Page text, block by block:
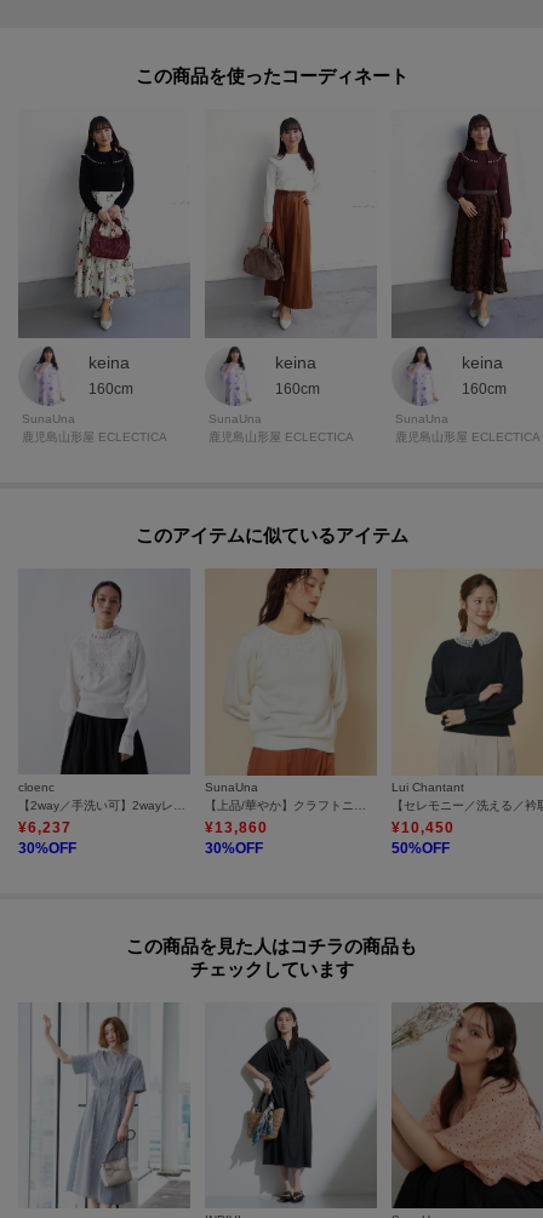
この商品を使った
keina
160cm
SunaUna
鹿児島山形屋 ECLECTICA
keina
160cm
SunaUna
鹿児島山形屋 ECLECTICA
keina
160cm
SunaUna
鹿児島山形屋 ECLECTICA
このアイテムに似ているアイテム
cloenc
¥6,237
30%OFF
SunaUna
¥13,860
30%OFF
Lui Chantant
¥10,450
50%OFF
この商品を見た人はコチラの商品も
チェックしています